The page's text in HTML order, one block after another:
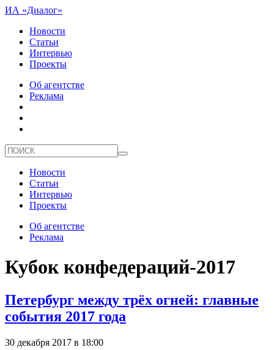
ИА «Диалог»
Новости
Статьи
Интервью
Проекты
Об агентстве
Реклама
Новости
Статьи
Интервью
Проекты
Об агентстве
Реклама
Кубок конфедераций-2017
Петербург между трёх огней: главные
события 2017 года
30 декабря 2017 в 18:00